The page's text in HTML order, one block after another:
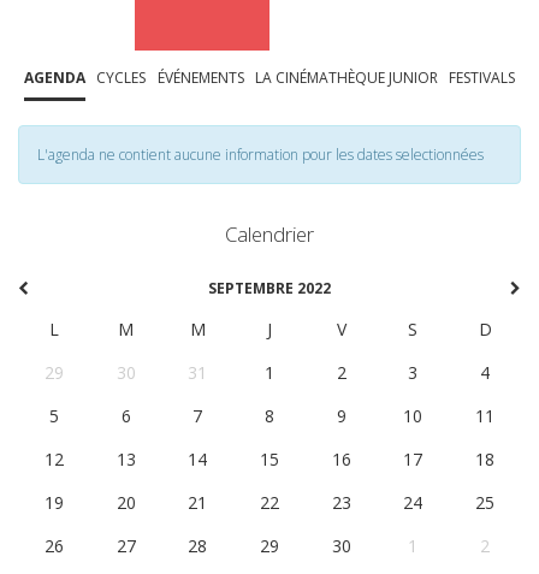
AGENDA CYCLES ÉVÉNEMENTS LA CINÉMATHÈQUE JUNIOR FESTIVALS
L'agenda ne contient aucune information pour les dates selectionnées
Calendrier
SEPTEMBRE 2022
L M M J V S
D
29
30 31 1 2 3
4
5
6 7 8 9 10
11
12
13 14 15 16 17
18
19
20 21 22 23 24
25
26
27 28 29 30 1 2